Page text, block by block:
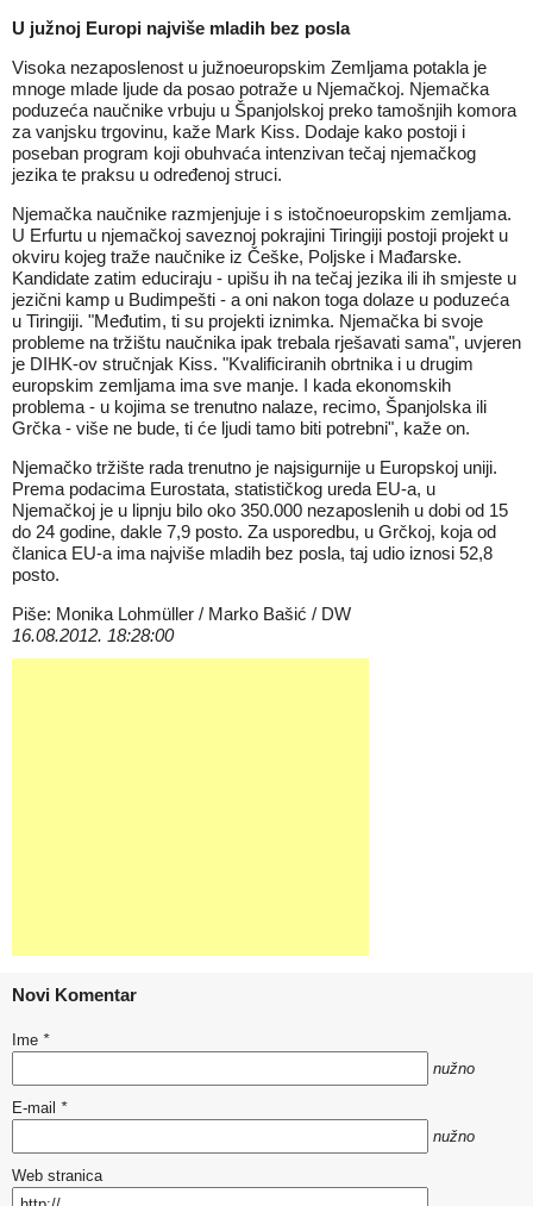
U južnoj Europi najviše mladih bez posla
Visoka nezaposlenost u južnoeuropskim Zemljama potakla je
mnoge mlade ljude da posao potraže u Njemačkoj. Njemačka
poduzeća naučnike vrbuju u Španjolskoj preko tamošnjih komora
za vanjsku trgovinu, kaže Mark Kiss. Dodaje kako postoji i
poseban program koji obuhvaća intenzivan tečaj njemačkog
jezika te praksu u određenoj struci.
Njemačka naučnike razmjenjuje i s istočnoeuropskim zemljama.
U Erfurtu u njemačkoj saveznoj pokrajini Tiringiji postoji projekt u
okviru kojeg traže naučnike iz Češke, Poljske i Mađarske.
Kandidate zatim educiraju - upišu ih na tečaj jezika ili ih smjeste u
jezični kamp u Budimpešti - a oni nakon toga dolaze u poduzeća
u Tiringiji. "Međutim, ti su projekti iznimka. Njemačka bi svoje
probleme na tržištu naučnika ipak trebala rješavati sama", uvjeren
je DIHK-ov stručnjak Kiss. "Kvalificiranih obrtnika i u drugim
europskim zemljama ima sve manje. I kada ekonomskih
problema - u kojima se trenutno nalaze, recimo, Španjolska ili
Grčka - više ne bude, ti će ljudi tamo biti potrebni", kaže on.
Njemačko tržište rada trenutno je najsigurnije u Europskoj uniji.
Prema podacima Eurostata, statističkog ureda EU-a, u
Njemačkoj je u lipnju bilo oko 350.000 nezaposlenih u dobi od 15
do 24 godine, dakle 7,9 posto. Za usporedbu, u Grčkoj, koja od
članica EU-a ima najviše mladih bez posla, taj udio iznosi 52,8
posto.
Piše: Monika Lohmüller / Marko Bašić / DW
16.08.2012. 18:28:00
Novi Komentar
Ime *
nužno
E-mail *
nužno
Web stranica